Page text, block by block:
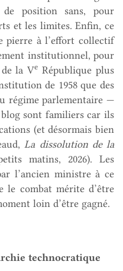
de position sans, pour
et les limites. Enfin, ce
pierre à l’effort collectif
institutionnel, pour
de la Ve République plus
de 1958 que des
régime parlementaire —
sont familiers car ils
(et désormais bien
La dissolution de la
matins, 2026). Les
l’ancien ministre à ce
le combat mérite d’être
loin d’être gagné.
technocratique